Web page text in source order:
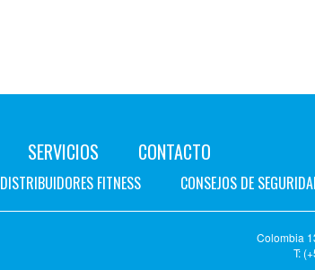
SERVICIOS CONTACTO
DISTRIBUIDORES FITNESS CONSEJOS DE
Colombia
T: